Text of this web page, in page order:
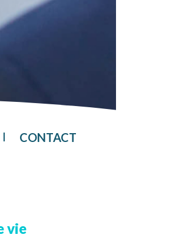
CONTACT
vie